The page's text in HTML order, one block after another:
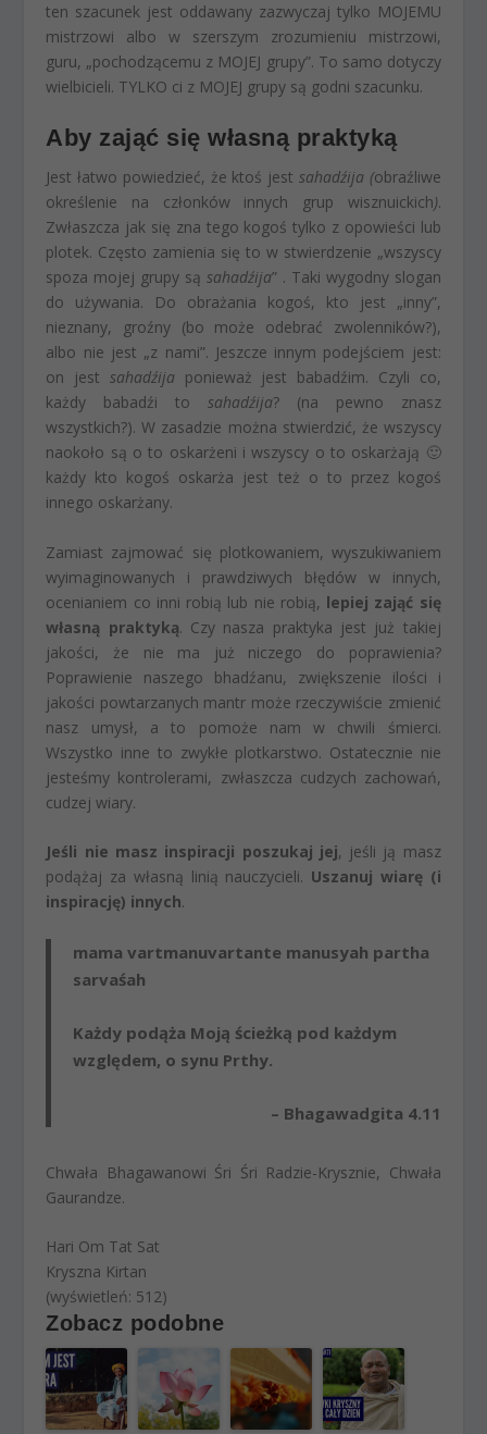
ten szacunek jest oddawany zazwyczaj tylko MOJEMU
mistrzowi albo w szerszym zrozumieniu mistrzowi,
guru, „pochodzącemu z MOJEJ grupy”. To samo dotyczy
wielbicieli. TYLKO ci z MOJEJ grupy są godni szacunku.
Aby zająć się własną praktyką
Jest łatwo powiedzieć, że ktoś jest sahadźija (obraźliwe
określenie na członków innych grup wisznuickich).
Zwłaszcza jak się zna tego kogoś tylko z opowieści lub
plotek. Często zamienia się to w stwierdzenie „wszyscy
spoza mojej grupy są sahadźija” . Taki wygodny slogan
do używania. Do obrażania kogoś, kto jest „inny”,
nieznany, groźny (bo może odebrać zwolenników?),
albo nie jest „z nami”. Jeszcze innym podejściem jest:
on jest sahadźijaponieważ jest babadźim. Czyli co,
każdy babadźi to sahadźija? (na pewno znasz
wszystkich?). W zasadzie można stwierdzić, że wszyscy
naokoło są o to oskarżeni i wszyscy o to oskarżają 🙂
każdy kto kogoś oskarża jest też o to przez kogoś
innego oskarżany.
Zamiast zajmować się plotkowaniem, wyszukiwaniem
wyimaginowanych i prawdziwych błędów w innych,
ocenianiem co inni robią lub nie robią, lepiej zająć się
własną praktyką. Czy nasza praktyka jest już takiej
jakości, że nie ma już niczego do poprawienia?
Poprawienie naszego bhadźanu, zwiększenie ilości i
jakości powtarzanych mantr może rzeczywiście zmienić
nasz umysł, a to pomoże nam w chwili śmierci.
Wszystko inne to zwykłe plotkarstwo. Ostatecznie nie
jesteśmy kontrolerami, zwłaszcza cudzych zachowań,
cudzej wiary.
Jeśli nie masz inspiracji poszukaj jej, jeśli ją masz
podążaj za własną linią nauczycieli. Uszanuj wiarę (i
inspirację) innych.
mama vartmanuvartante manusyah partha
sarvaśah
Każdy podąża Moją ścieżką pod każdym
względem, o synu Prthy.
– Bhagawadgita 4.11
Chwała Bhagawanowi Śri Śri Radzie-Krysznie, Chwała
Gaurandze.
Hari Om Tat Sat
Kryszna Kirtan
(wyświetleń: 512)
Zobacz podobne